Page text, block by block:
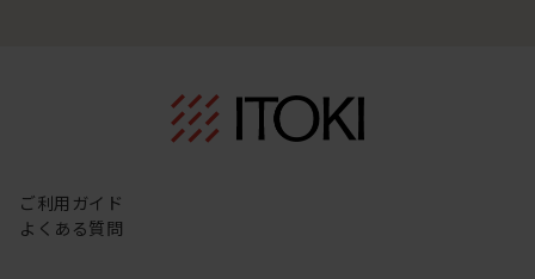
ご利用ガイド
よくある質問